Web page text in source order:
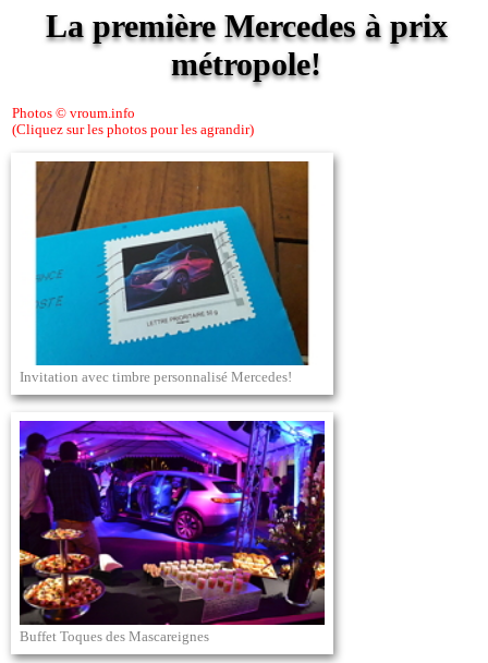
La première Mercedes à prix
métropole!
Photos © vroum.info
(Cliquez sur les photos pour les agrandir)
Invitation avec timbre personnalisé Mercedes!
Buffet Toques des Mascareignes